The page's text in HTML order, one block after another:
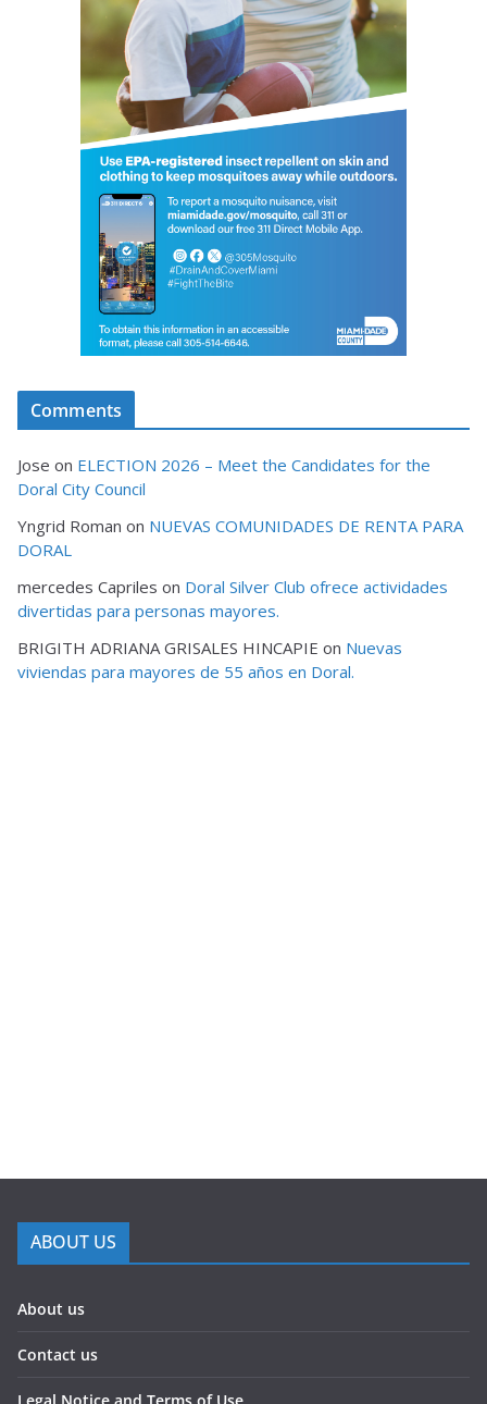
Comments
Jose on ELECTION 2026 – Meet the Candidates for the
Doral City Council
Yngrid Roman on NUEVAS COMUNIDADES DE RENTA PARA
DORAL
mercedes Capriles on Doral Silver Club ofrece actividades
divertidas para personas mayores.
BRIGITH ADRIANA GRISALES HINCAPIE on Nuevas
viviendas para mayores de 55 años en Doral.
ABOUT US
About us
Contact us